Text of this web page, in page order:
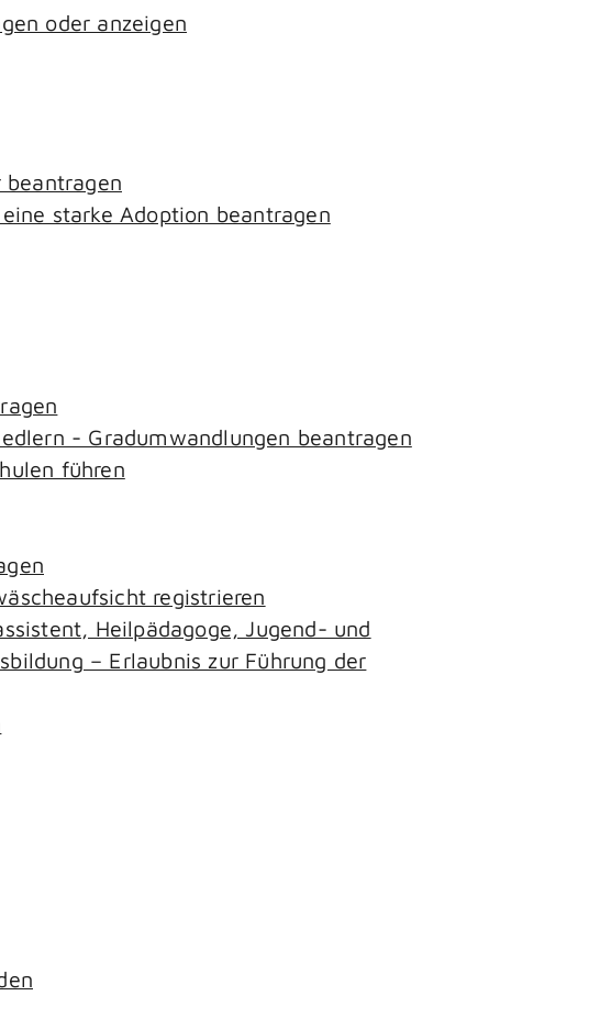
oder anzeigen
beantragen
starke Adoption beantragen
- Gradumwandlungen beantragen
führen
registrieren
Heilpädagoge, Jugend- und
– Erlaubnis zur Führung der